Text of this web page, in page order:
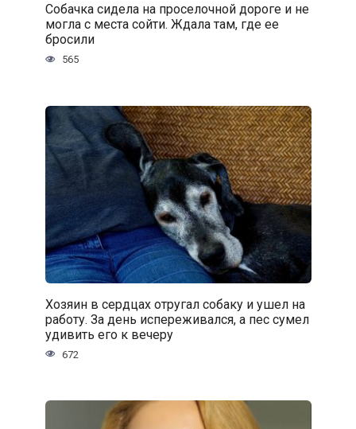
Собачка сидела на проселочной дороге и не
могла с места сойти. Ждала там, где ее
бросили
565
Хозяин в сердцах отругал собаку и ушел на
работу. За день испереживался, а пес сумел
удивить его к вечеру
672